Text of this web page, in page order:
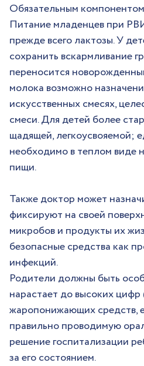
Обязательным
Питание младенцев при
прежде всего лактозы. У
сохранить вскармливание
переносится
молока возможно
искусственных смесях,
смеси. Для детей более
щадящей, легкоусвояемой;
необходимо в теплом виде
пищи.
Также доктор может
фиксируют на своей
микробов и продукты их
безопасные средства как
инфекций.
Родители должны быть
нарастает до высоких цифр
жаропонижающих средств,
правильно проводимую
решение госпитализации
за его состоянием.